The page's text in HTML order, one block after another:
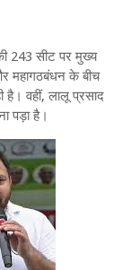
243 सीट पर मुख्य
महागठबंधन के बीच
है। वहीं, लालू प्रसाद
पड़ा है।